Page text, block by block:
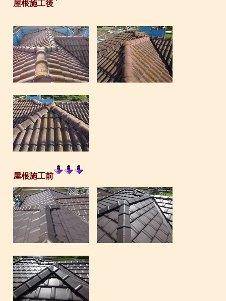
屋根施工後
屋根施工前